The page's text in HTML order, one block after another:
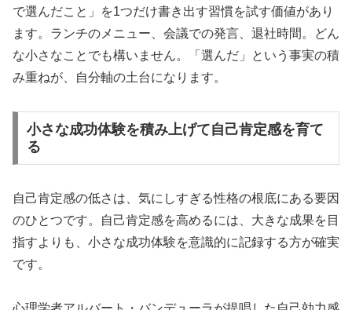
で選んだこと」を1つだけ書き出す習慣を試す価値があり
ます。ランチのメニュー、会議での発言、退社時間。どん
な小さなことでも構いません。「選んだ」という事実の積
み重ねが、自分軸の土台になります。
小さな成功体験を積み上げて自己肯定感を育て
る
自己肯定感の低さは、気にしすぎる性格の根底にある要因
のひとつです。自己肯定感を高めるには、大きな成果を目
指すよりも、小さな成功体験を意識的に記録する方が確実
です。